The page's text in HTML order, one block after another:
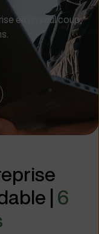
en un seul coup,
|6